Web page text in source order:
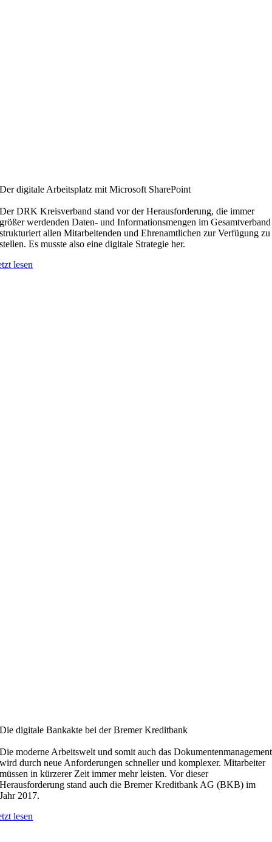
Der digitale Arbeitsplatz mit Microsoft SharePoint
Der DRK Kreisverband stand vor der Herausforderung, die immer
größer werdenden Daten- und Informationsmengen im Gesamtverband
strukturiert allen Mitarbeitenden und Ehrenamtlichen zur Verfügung zu
stellen. Es musste also eine digitale Strategie her.
lesen
Die digitale Bankakte bei der Bremer Kreditbank
Die moderne Arbeitswelt und somit auch das Dokumentenmanagement
wird durch neue Anforderungen schneller und komplexer. Mitarbeiter
müssen in kürzerer Zeit immer mehr leisten. Vor dieser
Herausforderung stand auch die Bremer Kreditbank AG (BKB) im
Jahr 2017.
lesen